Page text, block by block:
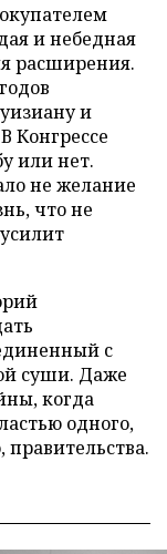
и небедная
расширения.
и
Конгрессе
или нет.
не желание
что не
с
суши. Даже
когда
одного,